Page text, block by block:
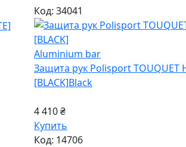
Код: 34041
Aluminium bar
Защита рук Polisport TOUQUET
[BLACK]Black
4 410 ₴
Купить
Код: 14706